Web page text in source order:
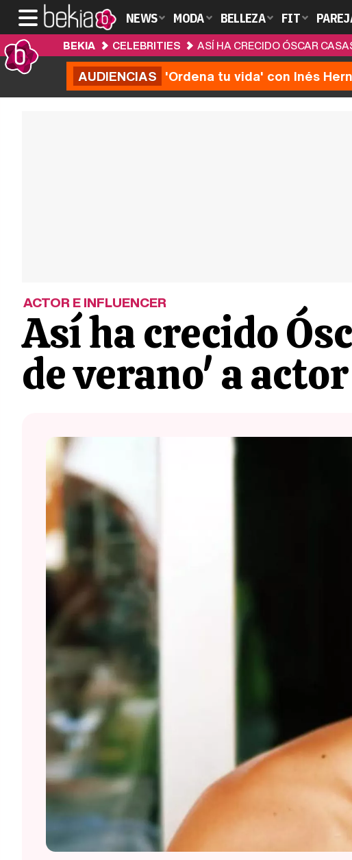
NEWS MODA BELLEZA FIT
BEKIA CELEBRITIES ASÍ HA CRECIDO ÓSCAR
AUDIENCIAS 'Ordena tu vida' con Inés
ACTOR E INFLUENCER
Así ha crecido
de verano' a